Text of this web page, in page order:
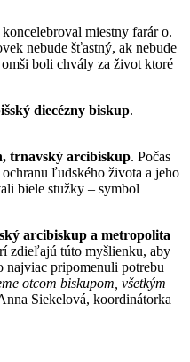
koncelebroval miestny farár o.
nebude šťastný, ak nebude
boli chvály za život ktoré
diecézny biskup.
trnavský arcibiskup. Počas
ľudského života a jeho
biele stužky – symbol
arcibiskup a metropolita
zdieľajú túto myšlienku, aby
najviac pripomenuli potrebu
otcom biskupom, všetkým
Siekelová, koordinátorka